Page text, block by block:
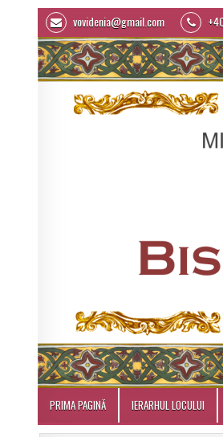
vovidenia@gmail.com
PRIMA PAGINĂ IERARHUL LOCULUI